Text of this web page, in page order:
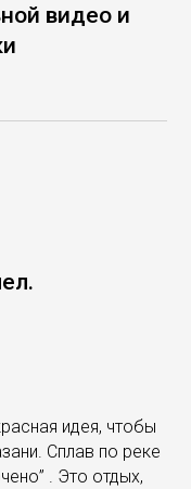
видео и
идея, чтобы
Сплав по реке
. Это отдых,